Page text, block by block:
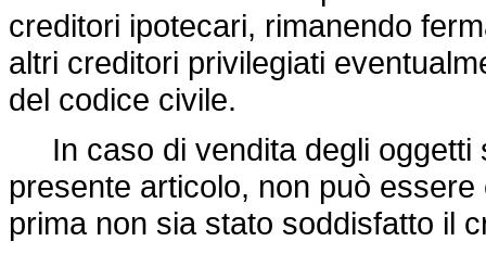
creditori ipotecari, rimanendo
altri creditori privilegiati
del codice civile.
In caso di vendita degli oggetti
presente articolo, non può
prima non sia stato soddisfatto il